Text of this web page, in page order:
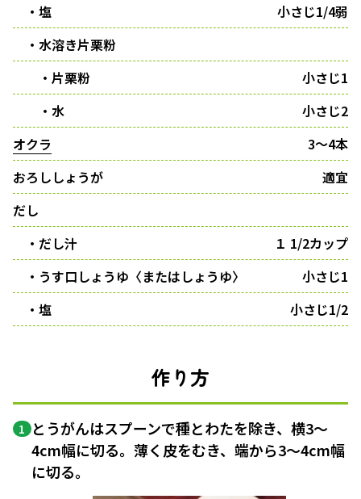
・塩
小さじ1/4弱
・水溶き片栗粉
・片栗粉
小さじ1
・水
小さじ2
オクラ
3〜4本
おろししょうが
適宜
だし
・だし汁
１ 1/2カップ
・うす口しょうゆ〈またはしょうゆ〉
小さじ1
・塩
小さじ1/2
作り方
1 とうがんはスプーンで種とわたを除き、横3〜
4cm幅に切る。薄く皮をむき、端から3〜4cm幅
に切る。